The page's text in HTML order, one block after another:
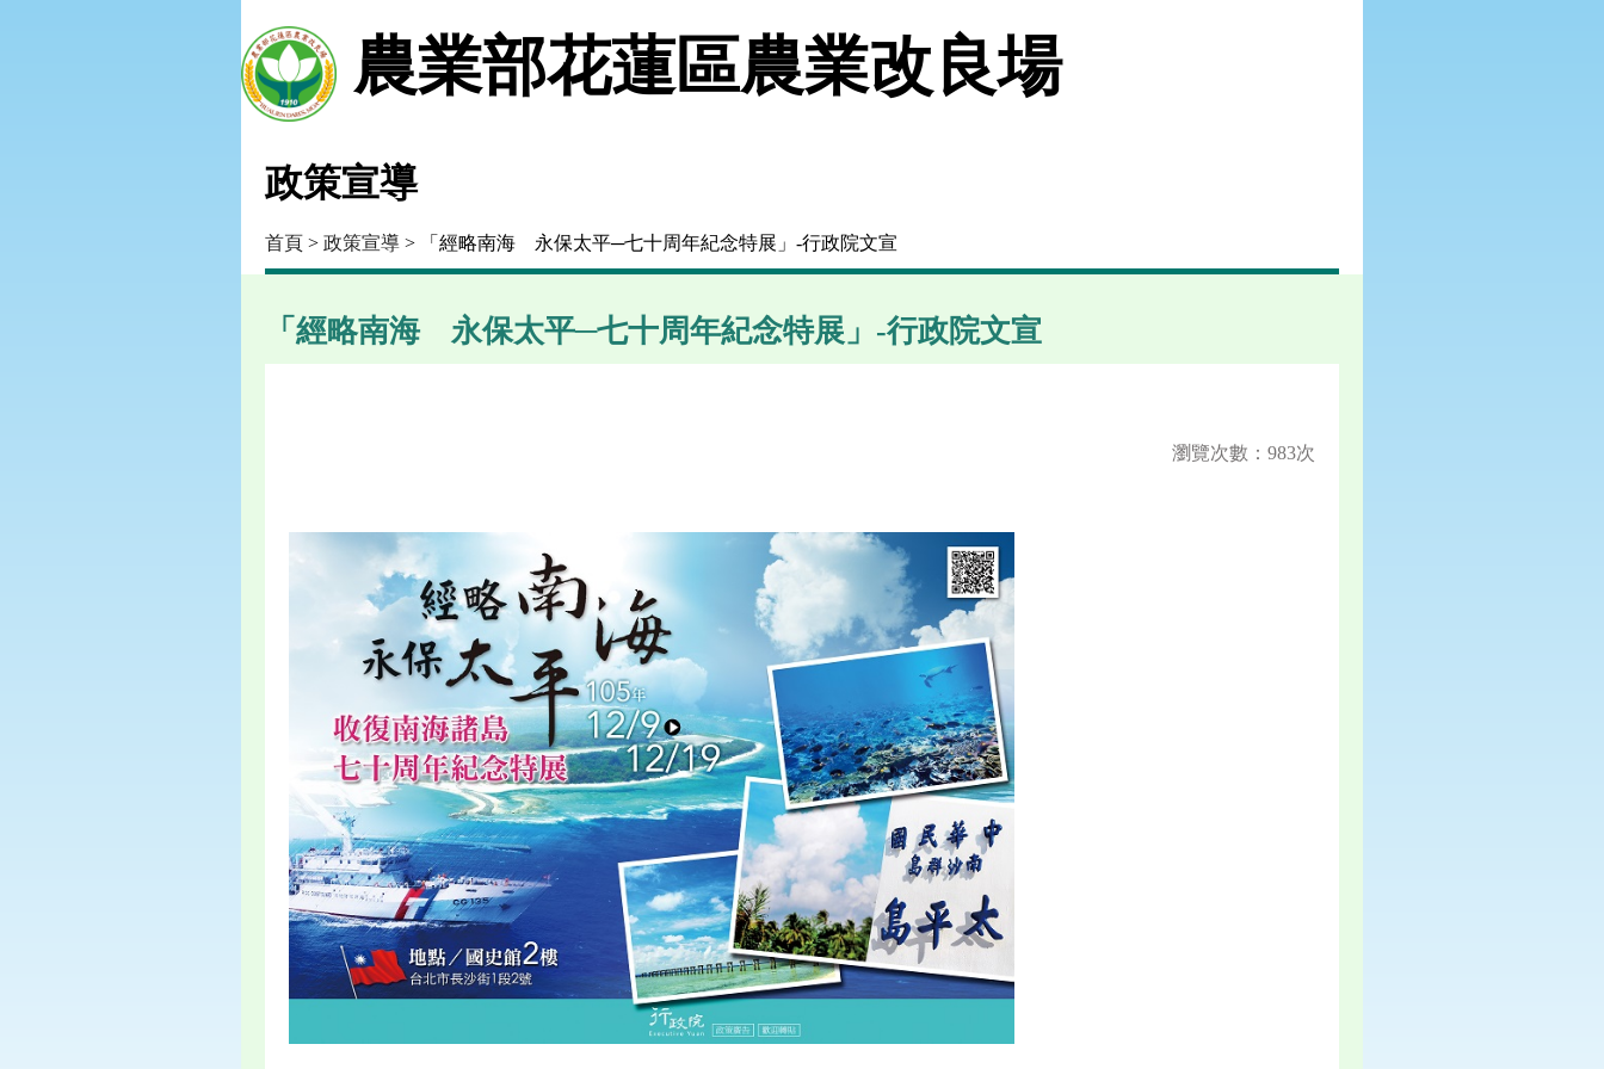
農業部花蓮區農業改良場
政策宣導
首頁 > 政策宣導 > 「經略南海 永保太平─七十周年紀念特展」-行政院文宣
「經略南海 永保太平─七十周年紀念特展」-行政院文宣
瀏覽次數：983次